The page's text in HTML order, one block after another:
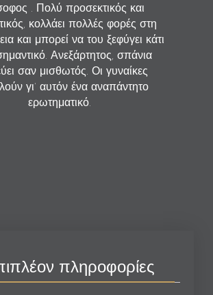
. Πολύ προσεκτικός και
κολλάει πολλές φορές στη
και μπορεί να του ξεφύγει κάτι
Ανεξάρτητος, σπάνια
σαν μισθωτός. Οι γυναίκες
γι’ αυτόν ένα αναπάντητο
ερωτηματικό.
πληροφορίες